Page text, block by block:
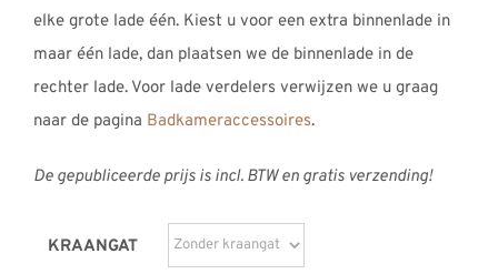
elke grote lade één. Kiest u voor een extra binnenlade in
maar één lade, dan plaatsen we de binnenlade in de
rechter lade. Voor lade verdelers verwijzen we u graag
naar de pagina Badkameraccessoires.
De gepubliceerde prijs is incl. BTW en gratis verzending!
KRAANGAT